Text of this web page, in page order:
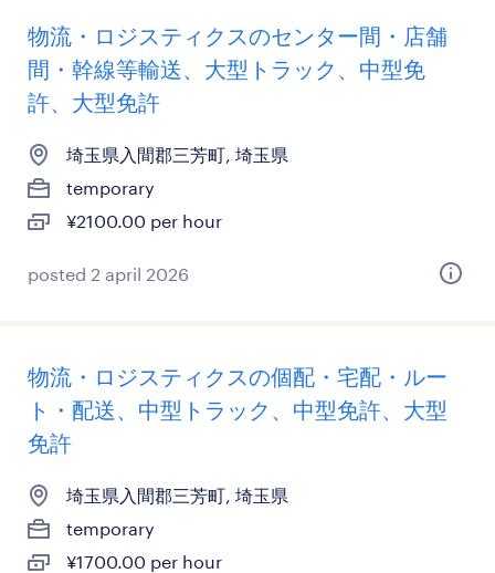
物流・ロジスティクスのセンター間・店舗
間・幹線等輸送、大型トラック、中型免
許、大型免許
埼玉県入間郡三芳町, 埼玉県
temporary
¥2100.00 per hour
posted 2 april 2026
物流・ロジスティクスの個配・宅配・ルー
ト・配送、中型トラック、中型免許、大型
免許
埼玉県入間郡三芳町, 埼玉県
temporary
¥1700.00 per hour